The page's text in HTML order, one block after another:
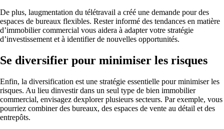
De plus, laugmentation du télétravail a créé une demande pour des
espaces de bureaux flexibles. Rester informé des tendances en matière
d’immobilier commercial vous aidera à adapter votre stratégie
d’investissement et à identifier de nouvelles opportunités.
Se diversifier pour minimiser les risques
Enfin, la diversification est une stratégie essentielle pour minimiser les
risques. Au lieu dinvestir dans un seul type de bien immobilier
commercial, envisagez dexplorer plusieurs secteurs. Par exemple, vous
pourriez combiner des bureaux, des espaces de vente au détail et des
entrepôts.